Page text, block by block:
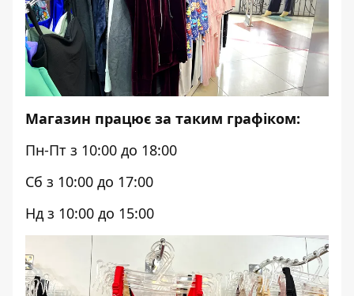
Магазин працює за таким графіком:
Пн-Пт з 10:00 до 18:00
Сб з 10:00 до 17:00
Нд з 10:00 до 15:00